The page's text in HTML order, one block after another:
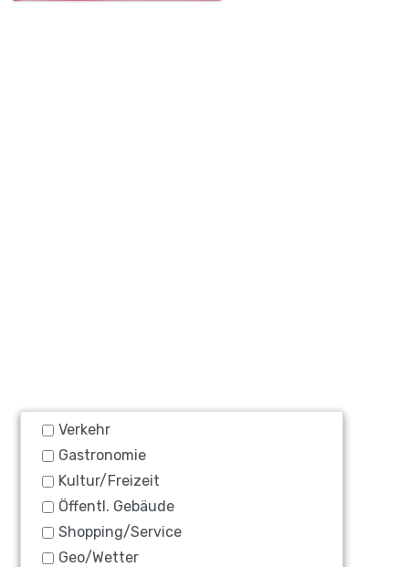
Verkehr
Gastronomie
Kultur/Freizeit
Öffentl. Gebäude
Shopping/Service
Geo/Wetter